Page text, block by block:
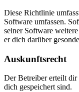
Diese Richtlinie
Software umfassen.
seiner Software
er dich darüber
Auskunftsrecht
Der Betreiber erteilt
dich gespeichert sind.